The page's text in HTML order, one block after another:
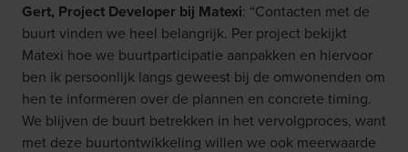
Gert, Project Developer bij Matexi: “Contacten met de
buurt vinden we heel belangrijk. Per project bekijkt
Matexi hoe we buurtparticipatie aanpakken en hiervoor
ben ik persoonlijk langs geweest bij de omwonenden om
hen te informeren over de plannen en concrete timing.
We blijven de buurt betrekken in het vervolgproces, want
met deze buurtontwikkeling willen we ook meerwaarde